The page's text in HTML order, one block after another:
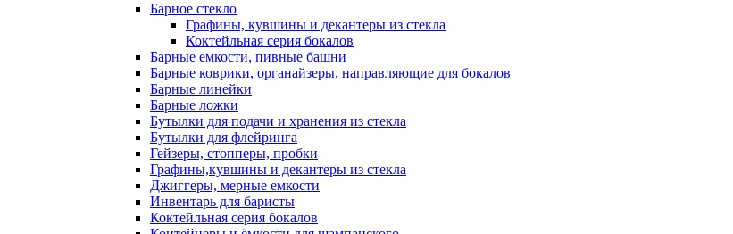
Барное стекло
Графины, кувшины и декантеры из стекла
Коктейльная серия бокалов
Барные емкости, пивные башни
Барные коврики, органайзеры, направляющие для бокалов
Барные линейки
Барные ложки
Бутылки для подачи и хранения из стекла
Бутылки для флейринга
Гейзеры, стопперы, пробки
Графины,кувшины и декантеры из стекла
Джиггеры, мерные емкости
Инвентарь для баристы
Коктейльная серия бокалов